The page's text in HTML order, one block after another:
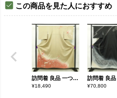
この商品を見た人におすすめ
訪問着 良品 一つ紋付き 正絹 木の葉・植物柄 袷仕立て 身丈156.5cm 裄丈64.5cm 金彩 フォーマル 着物 扇子 ベージュ
¥18,490 ¥70,800